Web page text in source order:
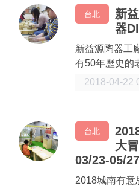
台北
新
器
新益源陶器工
有50年歷史的
2018-04-22
台北
大
03/23-05/
2018城南有意